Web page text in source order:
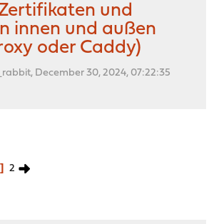
und
innen und außen
oder Caddy)
December 30, 2024, 07:22:35
2